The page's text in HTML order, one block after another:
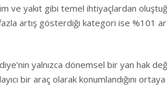
ve yakıt gibi temel ihtiyaçlardan
artış gösterdiği kategori ise %101
yalnızca dönemsel bir yan hak
bir araç olarak konumlandığını